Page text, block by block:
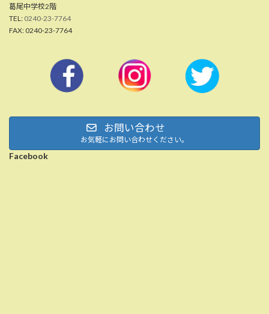
葛尾中学校2階
TEL: 0240-23-7764
FAX: 0240-23-7764
お問い合わせ
お気軽にお問い合わせください。
Facebook